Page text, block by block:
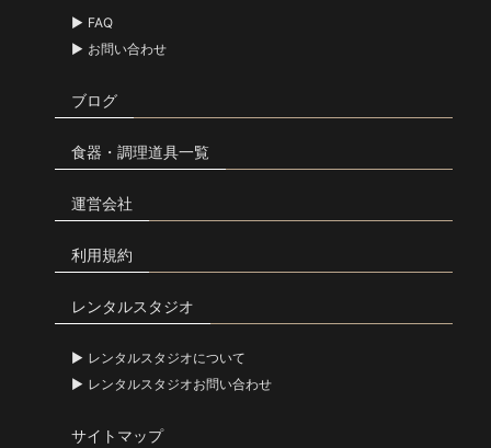
FAQ
お問い合わせ
ブログ
食器・調理道具一覧
運営会社
利用規約
レンタルスタジオ
レンタルスタジオについて
レンタルスタジオお問い合わせ
サイトマップ